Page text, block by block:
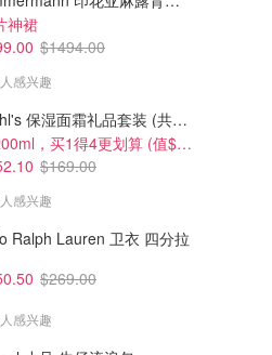
$102.00
神裙
$1494.00
感兴趣
Kiehl's 保湿面霜礼品套装 (共200ml)
共200ml，买1得4更划算 (值$296)
$169.00
感兴趣
Lauren 卫衣 四分拉
$269.00
感兴趣